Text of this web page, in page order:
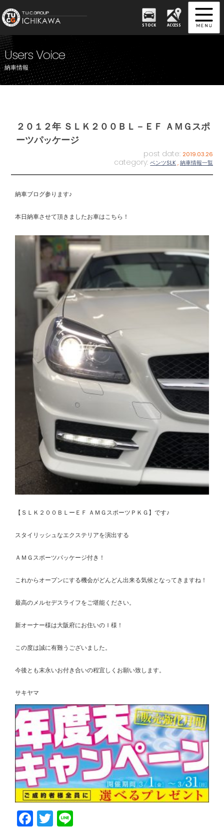
STOCK ACCESS
Users Voice
納車情報
２０１２年 ＳＬＫ２００ＢＬ－ＥＦ ＡＭＧスポ
ーツパッケージ
post date: 2019.03.26
category:ベンツSLK,納車情報一覧
納車ブログ参ります♪
本日納車させて頂きましたお車はこちら！
【ＳＬＫ２００ＢＬーＥＦ ＡＭＧスポーツＰＫＧ】です♪
スタイリッシュなエクステリアを演出する
ＡＭＧスポーツパッケージ付き！
これからオープンにする機会がどんどん出来る気候となってきますね！
最高のメルセデスライフをご堪能ください。
新オーナー様は大阪府にお住いのＩ様！
この度は誠に有難うございました。
今後とも末永いお付き合いの程宜しくお願い致します。
サキヤマ
Facebook
Twitter